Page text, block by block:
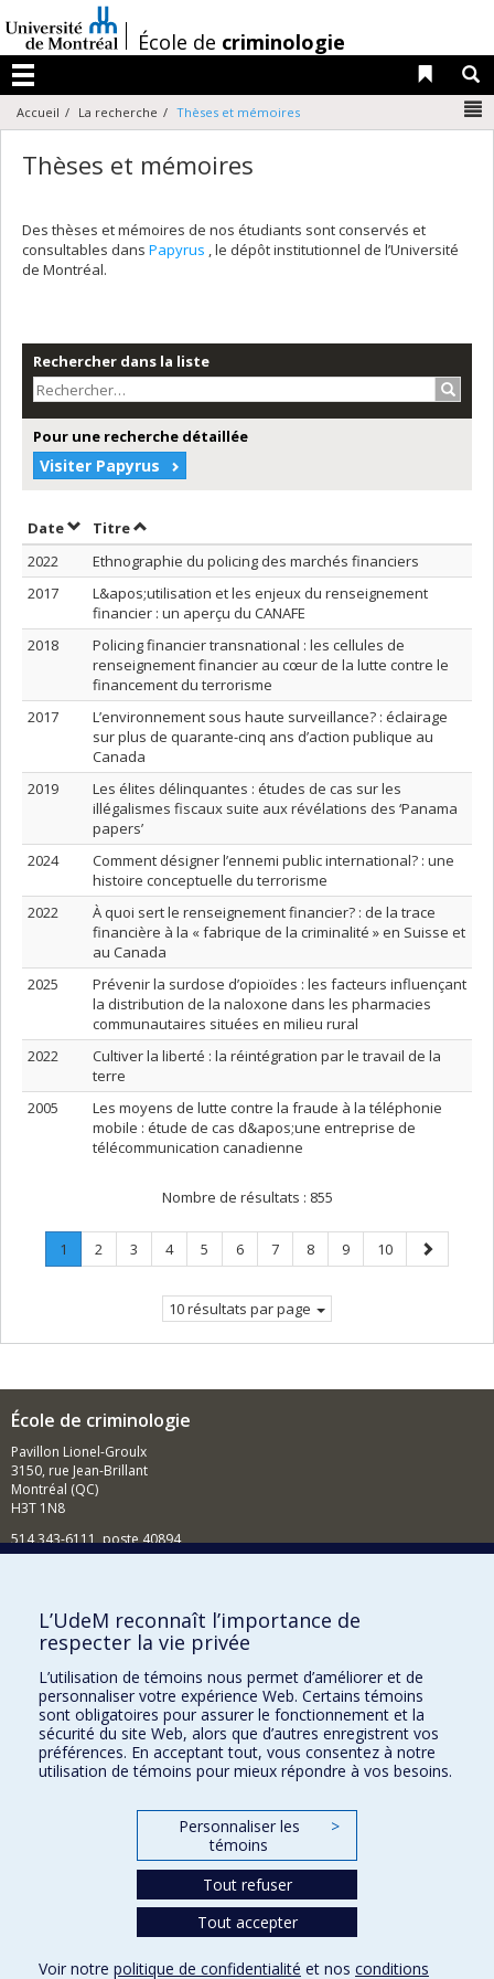
au
contenu
/École de criminologie
Menu
Liens
Accueil La recherche Thèses et mémoires
Thèses et mémoires
Des thèses et mémoires de nos étudiants sont conservés et
consultables dans Papyrus , le dépôt institutionnel de l’Université
de Montréal.
Rechercher dans la liste
Pour une recherche détaillée
Visiter Papyrus
DateTrier par date en ordre croissant
TitreTrier par titre en ordre croissant
2022
Ethnographie du policing des marchés financiers
2017
L&apos;utilisation et les enjeux du renseignement
financier : un aperçu du CANAFE
2018
Policing financier transnational : les cellules de
renseignement financier au cœur de la lutte contre le
financement du terrorisme
2017
L’environnement sous haute surveillance? : éclairage
sur plus de quarante-cinq ans d’action publique au
Canada
2019
Les élites délinquantes : études de cas sur les
illégalismes fiscaux suite aux révélations des ‘Panama
papers’
2024
Comment désigner l’ennemi public international? : une
histoire conceptuelle du terrorisme
2022
À quoi sert le renseignement financier? : de la trace
financière à la « fabrique de la criminalité » en Suisse et
au Canada
2025
Prévenir la surdose d’opioïdes : les facteurs influençant
la distribution de la naloxone dans les pharmacies
communautaires situées en milieu rural
2022
Cultiver la liberté : la réintégration par le travail de la
terre
2005
Les moyens de lutte contre la fraude à la téléphonie
mobile : étude de cas d&apos;une entreprise de
télécommunication canadienne
Nombre de résultats : 855
Page
1
Page
Page
2 Page
3 Page
4 Page
5 Page
6 Page
7 Page
8 Page
9 Page
10
Page
suivante
10 résultats par page
École de criminologie
Pavillon Lionel-Groulx
3150, rue Jean-Brillant
Montréal (QC)
H3T 1N8
514 343-6111, poste 40894
Comment soutenir l'École?
BESOIN D'AIDE?
Plan du site
Signaler une erreur
Accessibilité
FACULTÉ DES ARTS ET DES SCIENCES
Nos départements et écoles
L’UdeM reconnaît l’importance de
respecter la vie privée
L’utilisation de témoins nous permet d’améliorer et de
personnaliser votre expérience Web. Certains témoins
sont obligatoires pour assurer le fonctionnement et la
sécurité du site Web, alors que d’autres enregistrent vos
préférences. En acceptant tout, vous consentez à notre
utilisation de témoins pour mieux répondre à vos besoins.
Personnaliser les
témoins
>
Tout refuser
Tout accepter
Voir notre politique de confidentialité et nos conditions